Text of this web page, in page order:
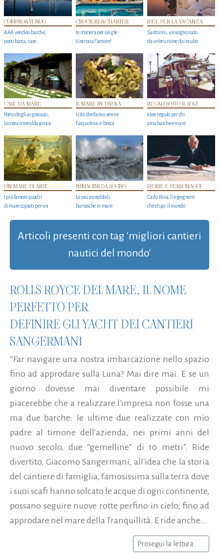
COMPRO&VENDO
AAA vendesi barche,
posti barca, case…
CROCIERE&CHARTER
In crociera per single
s'incrocia l’amore?
IDEE PER LA VACANZA
Santorini, un sogno nato
da un’eruzione da incubo
CASE DA MARE
Porto degli argonauti,
la costa smeralda jonica
IL MARE IN TAVOLA
I cibi che fanno venire
l’acquolina in bocca
REGALI SOTTO IL SOLE
Idee regalo per chi
ama barche e mare
UN MARE DI ARTE
I più famosi quadri
di mare copiati per voi
IMMAGINI DA SOGNO
Le più incredibili
burrasche in mare
STORIE E PERSONAGGI
Carlo Riva, l’ingegnere
che stupi' il mondo
Articoli presenti con tag 'migliori cantieri
nautici del mondo'
ROLLS ROYCE DEL MARE, IL NOME
PERFETTO PER
DEFINIRE GLI YACHT DEI CANTIERI
SANGERMANI
“Far navigare una nostra imbarcazione nello spazio
fino ad approdare sulla Luna? Mai dire mai. E se un
giorno dovesse mai diventare possibile mi
piacerebbe che a realizzare l'impresa non fosse una
ma due barche: le ultime due realizzate con mio
padre al timone dell'azienda, nei primi anni del
nuovo secolo, due “gemelline” di 10 metri”. Ride
divertito, Giacomo Sangermani, all'idea che la storia
del cantiere di famiglia, famosissima sulla terra dove
i suoi scafi hanno solcato le acque di ogni continente,
possano seguire nuove rotte perfino in cielo, fino ad
approdare nel mare della Tranquillità. E ride anche...
Prosegui la lettura